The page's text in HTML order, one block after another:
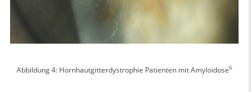
Abbildung 4: Hornhautgitterdystrophie Patienten mit Amyloidose6